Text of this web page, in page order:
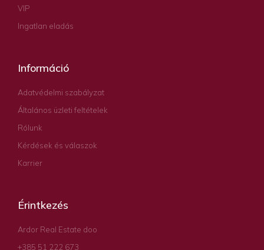
VIP
Ingatlan eladás
Információ
Adatvédelmi szabályzat
Általános üzleti feltételek
Rólunk
Kérdések és válaszok
Karrier
Érintkezés
Ardor Real Estate doo
+385 51 222 673